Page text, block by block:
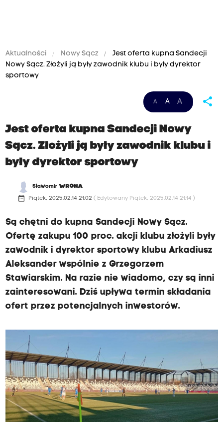
Aktualności Nowy Sącz
Jest oferta kupna Sandecji
Nowy Sącz. Złożyli ją były zawodnik klubu i były dyrektor
sportowy
A A A share
Jest oferta kupna Sandecji Nowy
Sącz. Złożyli ją były zawodnik klubu i
były dyrektor sportowy
SławomirWRONA
date_range Piątek, 2025.02.14 21:02 ( Edytowany Piątek, 2025.02.14 21:14 )
Są chętni do kupna Sandecji Nowy Sącz.
Ofertę zakupu 100 proc. akcji klubu złożyli były
zawodnik i dyrektor sportowy klubu Arkadiusz
Aleksander wspólnie z Grzegorzem
Stawiarskim. Na razie nie wiadomo, czy są inni
zainteresowani. Dziś upływa termin składania
ofert przez potencjalnych inwestorów.